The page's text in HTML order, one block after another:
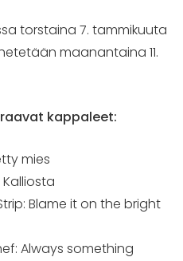
torstaina 7. tammikuuta
maanantaina 11.
kappaleet:
mies
Blame it on the bright
Always something